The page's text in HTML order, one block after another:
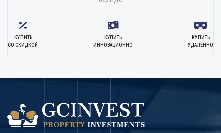
КУПИТЬ
СО СКИДКОЙ
КУПИТЬ
ИННОВАЦИОННО
КУПИТЬ
УДАЛЁННО